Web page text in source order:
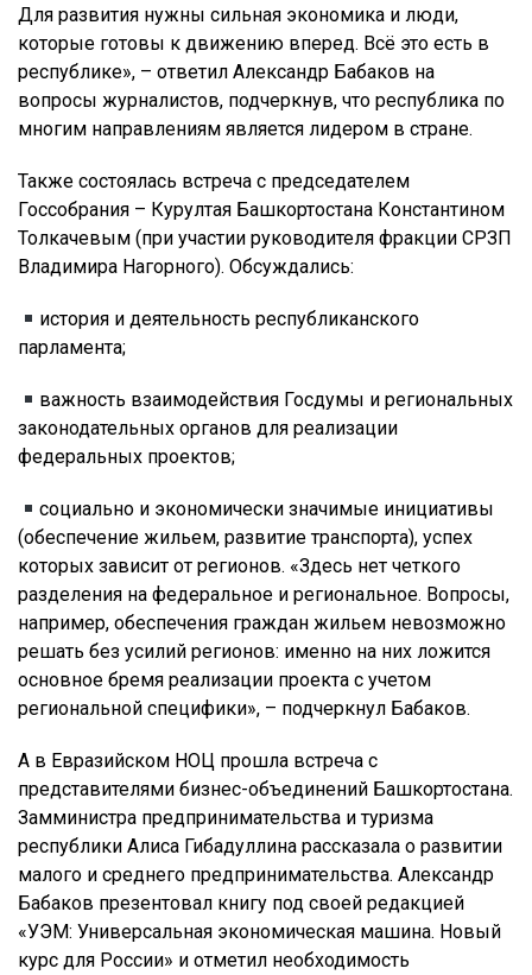
Для развития нужны сильная экономика и люди,
которые готовы к движению вперед. Всё это есть в
республике», – ответил Александр Бабаков на
вопросы журналистов, подчеркнув, что республика по
многим направлениям является лидером в стране.
Также состоялась встреча с председателем
Госсобрания – Курултая Башкортостана Константином
Толкачевым (при участии руководителя фракции СРЗП
Владимира Нагорного). Обсуждались:
история и деятельность республиканского
парламента;
важность взаимодействия Госдумы и региональных
законодательных органов для реализации
федеральных проектов;
социально и экономически значимые инициативы
(обеспечение жильем, развитие транспорта), успех
которых зависит от регионов. «Здесь нет четкого
разделения на федеральное и региональное. Вопросы,
например, обеспечения граждан жильем невозможно
решать без усилий регионов: именно на них ложится
основное бремя реализации проекта с учетом
региональной специфики», – подчеркнул Бабаков.
А в Евразийском НОЦ прошла встреча с
представителями бизнес-объединений Башкортостана.
Замминистра предпринимательства и туризма
республики Алиса Гибадуллина рассказала о развитии
малого и среднего предпринимательства. Александр
Бабаков презентовал книгу под своей редакцией
«УЭМ: Универсальная экономическая машина. Новый
курс для России» и отметил необходимость